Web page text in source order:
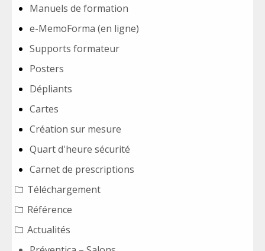
Manuels de formation
e-MemoForma (en ligne)
Supports formateur
Posters
Dépliants
Cartes
Création sur mesure
Quart d'heure sécurité
Carnet de prescriptions
Téléchargement
Référence
Actualités